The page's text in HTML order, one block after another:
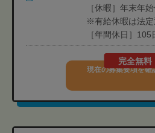
［休暇］年末年
※有給休暇は法
［年間休日］105
完全無料
現在の募集要項を確